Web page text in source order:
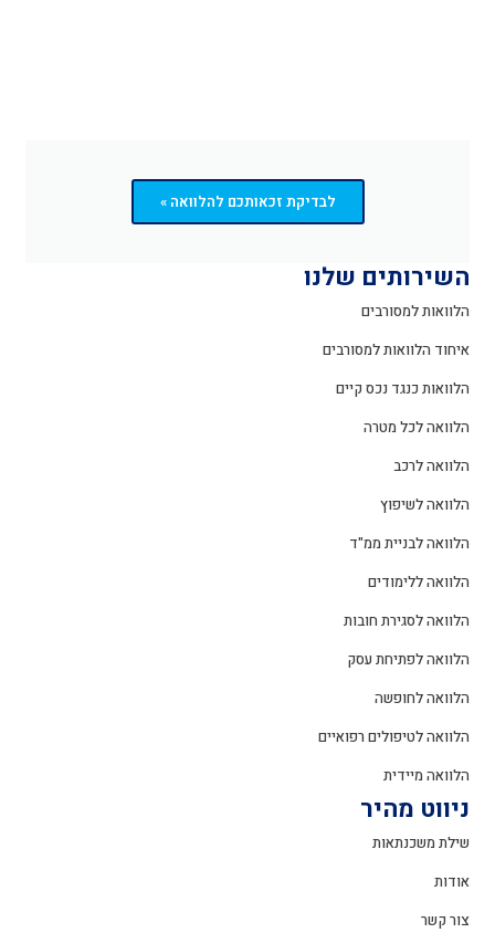
לבדיקת זכאותכם להלוואה »
השירותים שלנו
הלוואות למסורבים
איחוד הלוואות למסורבים
הלוואות כנגד נכס קיים
הלוואה לכל מטרה
הלוואה לרכב
הלוואה לשיפוץ
הלוואה לבניית ממ"ד
הלוואה ללימודים
הלוואה לסגירת חובות
הלוואה לפתיחת עסק
הלוואה לחופשה
הלוואה לטיפולים רפואיים
הלוואה מיידית
ניווט מהיר
שילת משכנתאות
אודות
צור קשר